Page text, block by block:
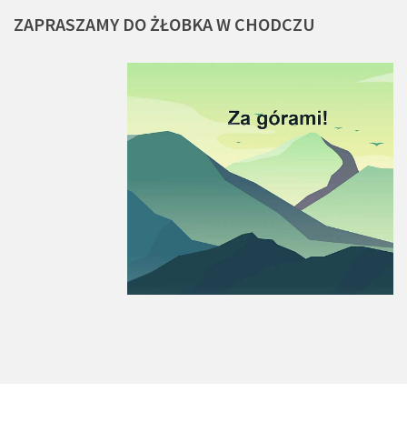
ZAPRASZAMY DOŻŁOBKAW CHODCZU